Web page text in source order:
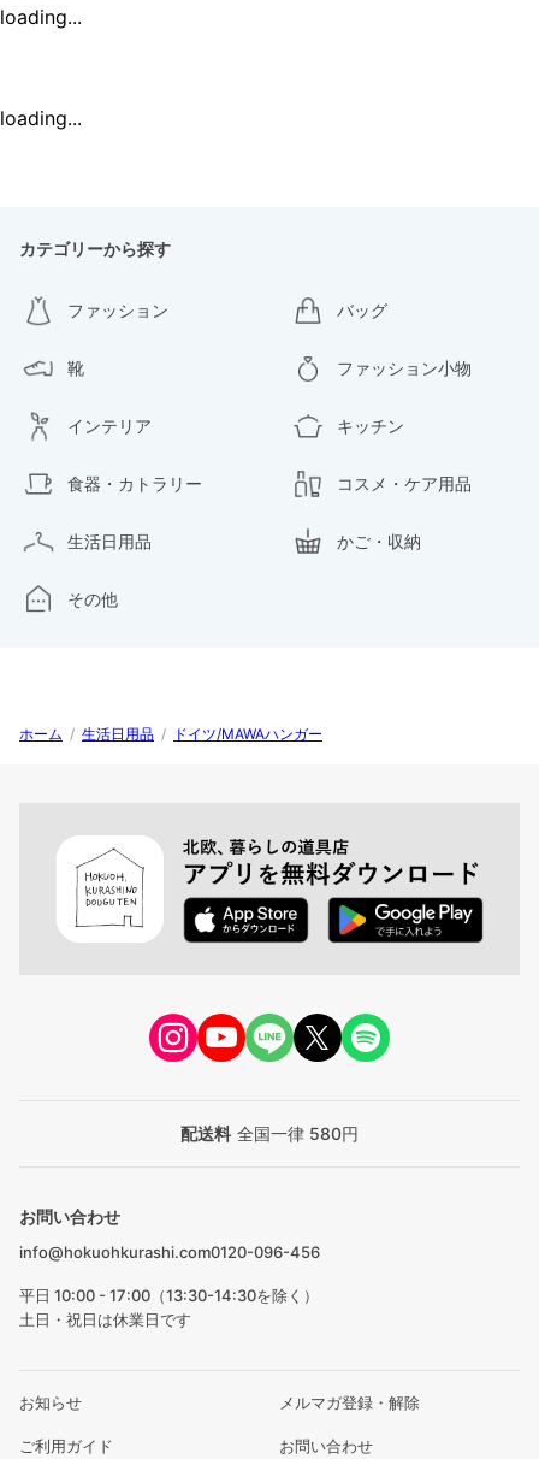
loading...
loading...
カテゴリーから探す
ファッション バッグ
靴 ファッション小物
インテリア キッチン
食器・カトラリー コスメ・ケア用品
生活日用品 かご・収納
その他
ホーム / 生活日用品 / ドイツ/MAWAハンガー
配送料 全国一律 580円
お問い合わせ
info@hokuohkurashi.com0120-096-456
平日 10:00 - 17:00（13:30-14:30を除く）
土日・祝日は休業日です
お知らせ メルマガ登録・解除
ご利用ガイド お問い合わせ